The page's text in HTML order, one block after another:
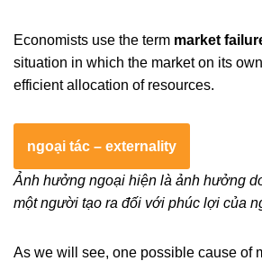
Economists use the term market
situation in which the market on its
efficient allocation of resources.
ngoại tác – externality
Ảnh hưởng ngoại hiện là ảnh hưởng
một người tạo ra đối với phúc lợi của
As we will see, one possible cause of